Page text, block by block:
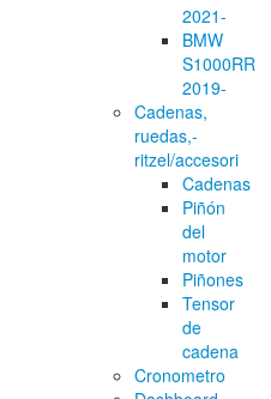
2021-
BMW
S1000RR
2019-
Cadenas,
ruedas,-
ritzel/accesori
Cadenas
Piñón
del
motor
Piñones
Tensor
de
cadena
Cronometro